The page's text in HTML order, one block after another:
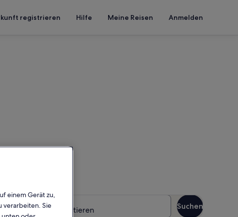
registrieren Hilfe Meine Reisen Anmelden
Gäste
2 Gäste mit Haustieren
Suchen
einem Gerät zu,
verarbeiten. Sie